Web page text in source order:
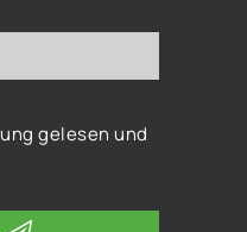
gelesen und